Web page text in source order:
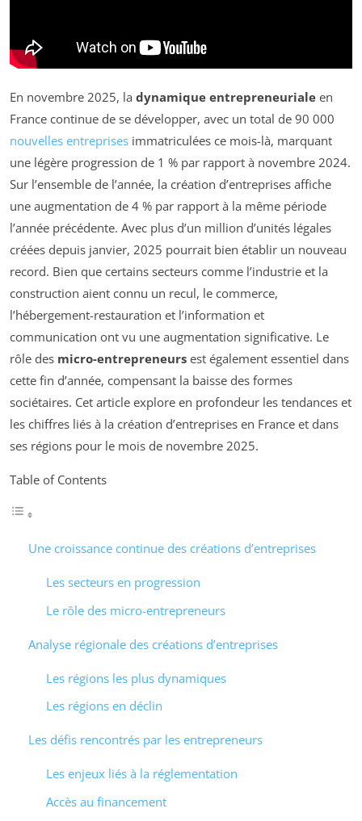
En novembre 2025, la dynamique entrepreneuriale en
France continue de se développer, avec un total de 90 000
nouvelles entreprises immatriculées ce mois-là, marquant
une légère progression de 1 % par rapport à novembre 2024.
Sur l’ensemble de l’année, la création d’entreprises affiche
une augmentation de 4 % par rapport à la même période
l’année précédente. Avec plus d’un million d’unités légales
créées depuis janvier, 2025 pourrait bien établir un nouveau
record. Bien que certains secteurs comme l’industrie et la
construction aient connu un recul, le commerce,
l’hébergement-restauration et l’information et
communication ont vu une augmentation significative. Le
rôle des micro-entrepreneurs est également essentiel dans
cette fin d’année, compensant la baisse des formes
sociétaires. Cet article explore en profondeur les tendances et
les chiffres liés à la création d’entreprises en France et dans
ses régions pour le mois de novembre 2025.
Table of Contents
Une croissance continue des créations d’entreprises
Les secteurs en progression
Le rôle des micro-entrepreneurs
Analyse régionale des créations d’entreprises
Les régions les plus dynamiques
Les régions en déclin
Les défis rencontrés par les entrepreneurs
Les enjeux liés à la réglementation
Accès au financement